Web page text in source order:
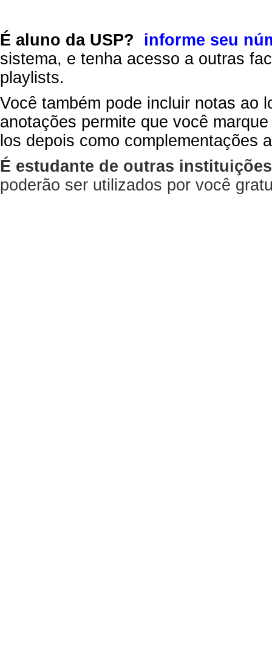
É aluno da USP?
informe seu
sistema, e tenha acesso a outras
playlists.
Você também pode incluir notas ao
anotações permite que você
los depois como complementações
É estudante de outras
poderão ser utilizados por você